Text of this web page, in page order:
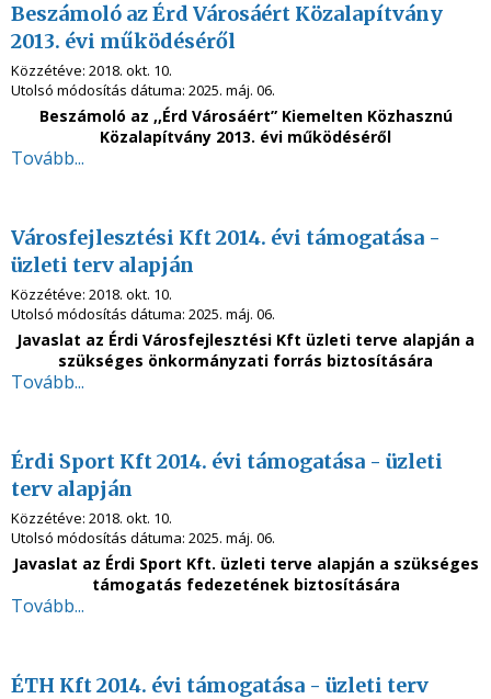
Beszámoló az Érd Városáért Közalapítvány
2013. évi működéséről
Közzétéve: 2018. okt. 10.
Utolsó módosítás dátuma: 2025. máj. 06.
Beszámoló az ,,Érd Városáért” Kiemelten Közhasznú
Közalapítvány 2013. évi működéséről
Tovább...
Városfejlesztési Kft 2014. évi támogatása -
üzleti terv alapján
Közzétéve: 2018. okt. 10.
Utolsó módosítás dátuma: 2025. máj. 06.
Javaslat az Érdi Városfejlesztési Kft üzleti terve alapján a
szükséges önkormányzati forrás biztosítására
Tovább...
Érdi Sport Kft 2014. évi támogatása - üzleti
terv alapján
Közzétéve: 2018. okt. 10.
Utolsó módosítás dátuma: 2025. máj. 06.
Javaslat az Érdi Sport Kft. üzleti terve alapján a szükséges
támogatás fedezetének biztosítására
Tovább...
ÉTH Kft 2014. évi támogatása - üzleti terv